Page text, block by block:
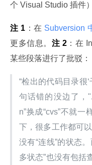
个 Visual Studio 插件）
注 1 ：在 Subversion
更多信息。 注 2：在
某些段落进行了批驳：
“检出的代码目录很
句话错的没边了，
n”换成“cvs”不就
下，很多工作都可
没有“连线”的状态
多状态”也没有包括